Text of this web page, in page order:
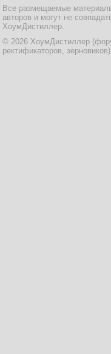
Все размещаемые
авторов и могут не
ХоумДистиллер.
© 2026 ХоумДистиллер
ректификаторов, зерновиков)